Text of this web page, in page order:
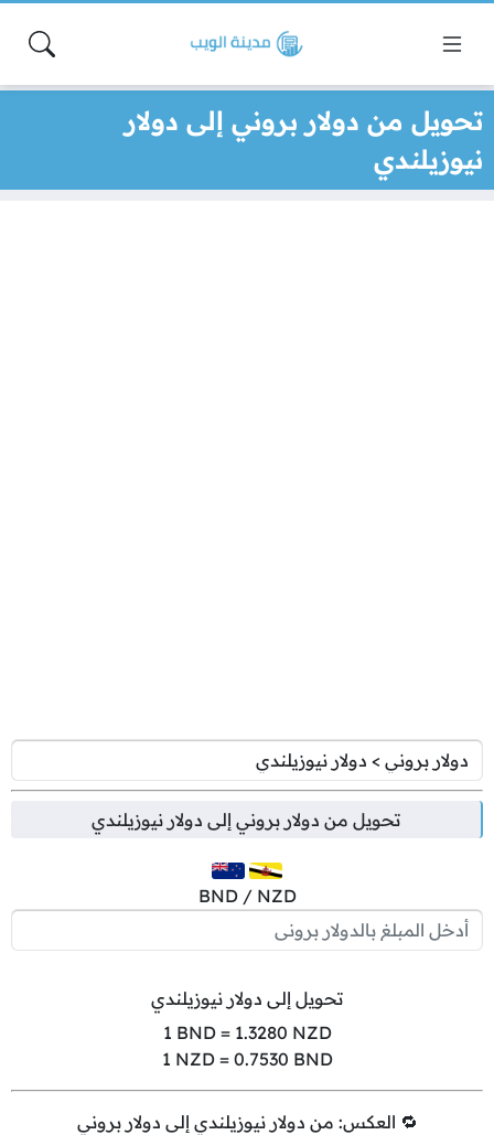
تحويل من دولار بروني إلى دولار
نيوزيلندي
تحويل من دولار بروني إلى دولار نيوزيلندي
BND / NZD
تحويل إلى دولار نيوزيلندي
1 BND = 1.3280 NZD
1 NZD = 0.7530 BND
🔁 العكس: من دولار نيوزيلندي إلى دولار بروني